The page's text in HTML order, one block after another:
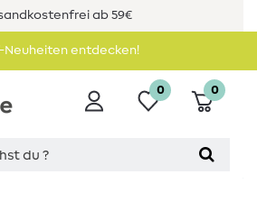
ab 59€
Neuheiten entdecken!
0 0